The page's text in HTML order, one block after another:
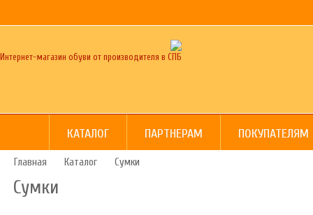
Интернет-магазин обуви от производителя в СПБ
КАТАЛОГ ПАРТНЕРАМ ПОКУПАТЕЛЯМ
Главная Каталог Сумки
Сумки